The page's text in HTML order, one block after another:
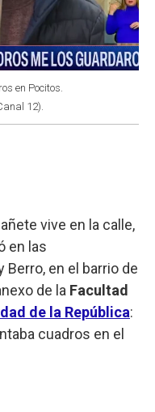
en Pocitos.
12).
vive en la calle,
en las
en el barrio de
de la Facultad
de la República:
cuadros en el